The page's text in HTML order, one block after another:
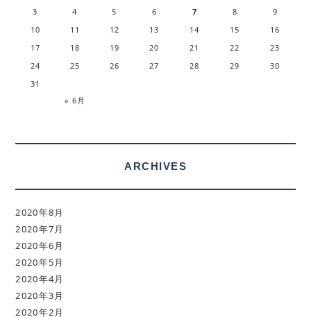
« 6月
3
4 5 6 7 8
9
10
11 12 13 14 15
16
17
18 19 20 21 22
23
24
25 26 27 28 29
30
31
ARCHIVES
2020年8月
2020年7月
2020年6月
2020年5月
2020年4月
2020年3月
2020年2月